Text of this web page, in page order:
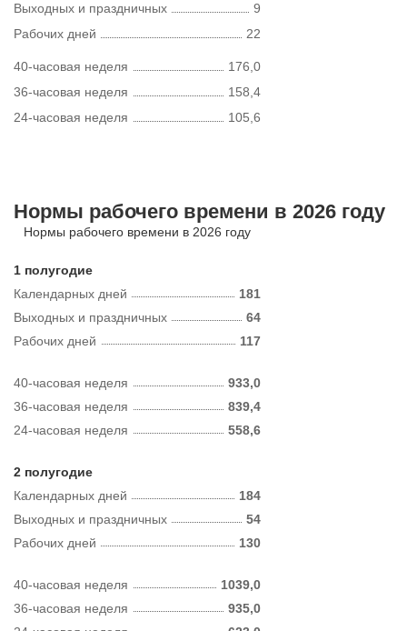
Выходных и праздничных
9
Рабочих дней
22
40-часовая неделя
176,0
36-часовая неделя
158,4
24-часовая неделя
105,6
Нормы рабочего времени в 2026 году
Нормы рабочего времени в 2026 году
1 полугодие
Календарных дней
181
Рабочих дней 117
Выходных и праздничных 64
40-часовая неделя
933,0
36-часовая неделя
839,4
24-часовая неделя
558,6
2 полугодие
Календарных дней
184
Рабочих дней 130
Выходных и праздничных 54
40-часовая неделя
1039,0
36-часовая неделя
935,0